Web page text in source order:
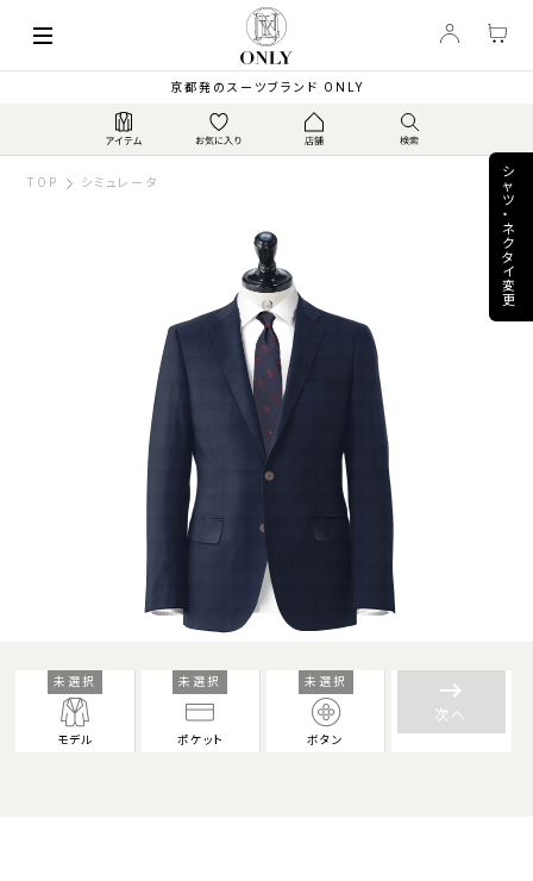
京都発のスーツブランド ONLY
TOP シミュレータ
【通年 / 定番】伊カ... PRICE
シ
ャ
ツ
・
ネ
ク
タ
イ
変
更
モデル
未選択
ポケット
未選択
ボタン
未選択 keyboard_backspace
次へ